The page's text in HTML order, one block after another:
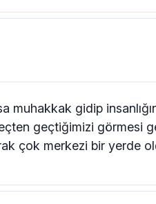
muhakkak gidip
geçtiğimizi
çok merkezi bir yerde